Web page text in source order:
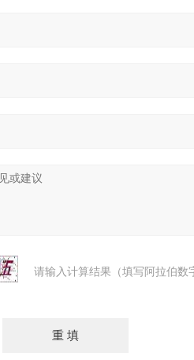
请输入计算结果（填写阿拉伯数